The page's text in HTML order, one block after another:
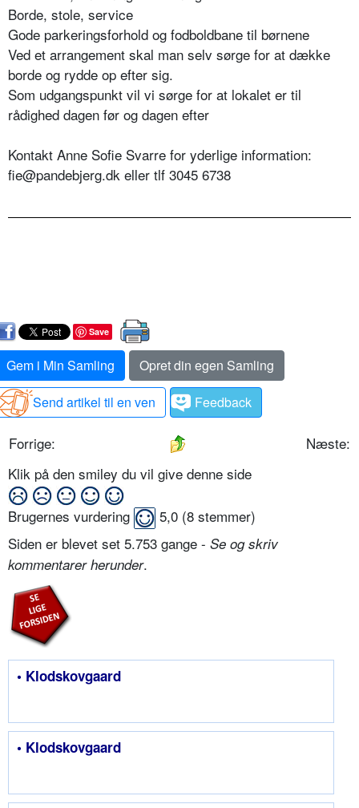
Borde, stole, service
Gode parkeringsforhold og fodboldbane til børnene
Ved et arrangement skal man selv sørge for at dække
borde og rydde op efter sig.
Som udgangspunkt vil vi sørge for at lokalet er til
rådighed dagen før og dagen efter
Kontakt Anne Sofie Svarre for yderlige information:
fie@pandebjerg.dk eller tlf 3045 6738
Save
Gem i Min Samling
Opret din egen Samling
Send artikel til en ven
Feedback
Forrige:
Næste:
Klik på den smiley du vil give denne side
Brugernes vurdering 5,0 (8 stemmer)
Siden er blevet set 5.753 gange - Se og skriv
kommentarer herunder.
• Klodskovgaard
• Klodskovgaard